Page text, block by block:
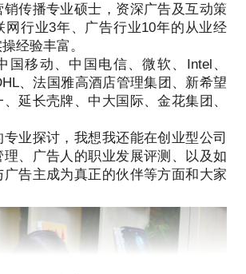
，大影响”如何实现；
要简洁执行；
在在的KPI能否好好相处；
务、创业项目、PPT，帮你一起过
自己的疑问，或发给我邮箱更多资
通前仔细阅读，提高我们的交流效
传播专业硕士，资深广告及互动策
网行业3年、广告行业10年的从业经
经验丰富。
国移动、中国电信、微软、Intel、
、法国雅高酒店管理集团、新希望
延长壳牌、中大国际、金花集团、
专业探讨，我想我还能在创业型公司
理、广告人的职业发展评测、以及如
告主成为真正的伙伴等方面和大家